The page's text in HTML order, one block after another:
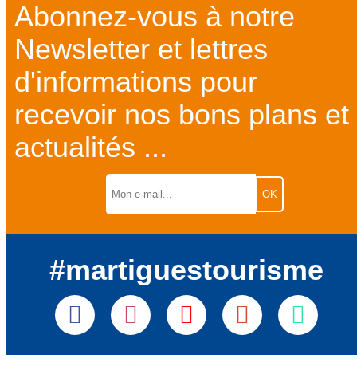
Abonnez-vous à notre
Newsletter et lettres
d'informations pour
recevoir nos bons plans et
actualités ...
#martiguestourisme